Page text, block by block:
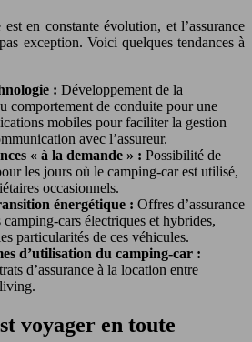
en constante évolution, et l’assurance
exception. Voici quelques tendances à
: Développement de la
comportement de conduite pour une
mobiles pour faciliter la gestion
avec l’assureur.
« à la demande » : Possibilité de
les jours où le camping-car est utilisé,
occasionnels.
énergétique : Offres d’assurance
cars électriques et hybrides,
particularités de ces véhicules.
d’utilisation du camping-car :
d’assurance à la location entre
voyager en toute